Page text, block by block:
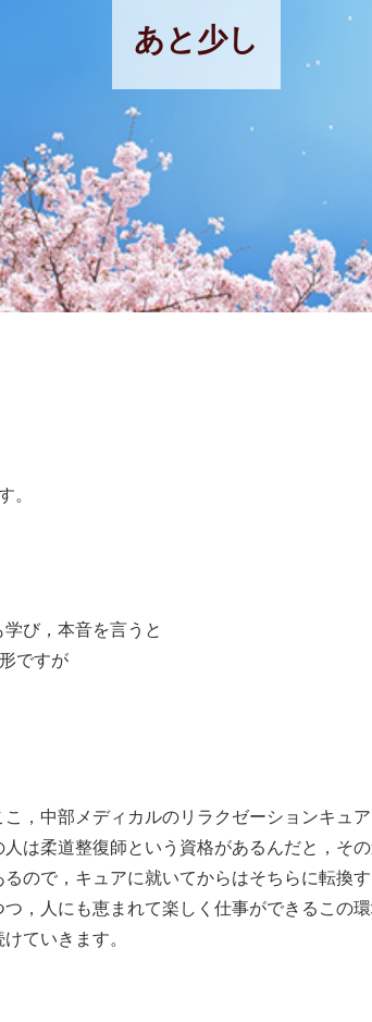
あと少し
。
び，本音を言うと
ですが
，中部メディカルのリラクゼーションキュア
は柔道整復師という資格があるんだと，そ
ので，キュアに就いてからはそちらに転換
，人にも恵まれて楽しく仕事ができるこの
ていきます。